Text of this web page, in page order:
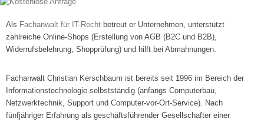
Als Fachanwalt für IT-Recht betreut er Unternehmen, unterstützt
zahlreiche Online-Shops (Erstellung von AGB (B2C und B2B),
Widerrufsbelehrung, Shopprüfung) und hilft bei Abmahnungen.
Fachanwalt Christian Kerschbaum ist bereits seit 1996 im Bereich der
Informationstechnologie selbstständig (anfangs Computerbau,
Netzwerktechnik, Support und Computer-vor-Ort-Service). Nach
fünfjähriger Erfahrung als geschäftsführender Gesellschafter einer